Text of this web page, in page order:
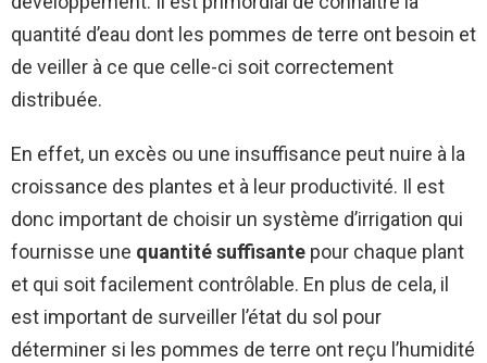
quantité d’eau dont les pommes de terre ont besoin et
de veiller à ce que celle-ci soit correctement
distribuée.
En effet, un excès ou une insuffisance peut nuire à la
croissance des plantes et à leur productivité. Il est
donc important de choisir un système d’irrigation qui
fournisse une quantité suffisante pour chaque plant
et qui soit facilement contrôlable. En plus de cela, il
est important de surveiller l’état du sol pour
déterminer si les pommes de terre ont reçu l’humidité